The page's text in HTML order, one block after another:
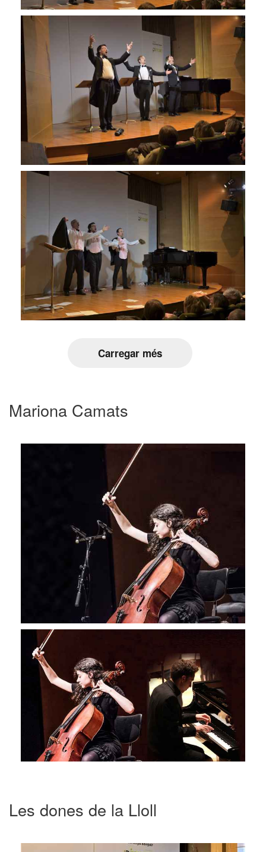
Carregar més
Mariona Camats
Les dones de la Lloll